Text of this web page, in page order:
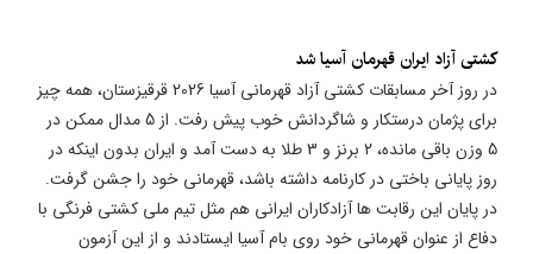
کشتی آزاد ایران قهرمان آسیا شد
در روز آخر مسابقات کشتی آزاد قهرمانی آسیا 2026 قرقیزستان، همه چیز
برای پژمان درستکار و شاگردانش خوب پیش رفت. از 5 مدال ممکن در
5 وزن باقی مانده، 2 برنز و 3 طلا به دست آمد و ایران بدون اینکه در
روز پایانی باختی در کارنامه داشته باشد، قهرمانی خود را جشن گرفت.
در پایان این رقابت ها آزادکاران ایرانی هم مثل تیم ملی کشتی فرنگی با
دفاع از عنوان قهرمانی خود روی بام آسیا ایستادند و از این آزمون